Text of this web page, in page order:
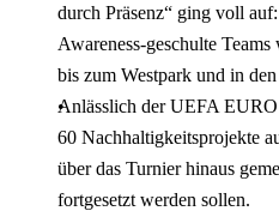
durch Präsenz“ ging voll
Awareness-geschulte
bis zum Westpark und in
Anlässlich der UEFA
60 Nachhaltigkeitsprojekte
über das Turnier hinaus
fortgesetzt werden sollen.